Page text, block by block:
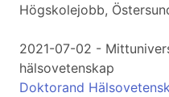
Högskolejobb,
2021-07-02 -
hälsovetenskap
Doktorand